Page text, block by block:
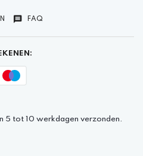
FAQ
5 tot 10 werkdagen verzonden.